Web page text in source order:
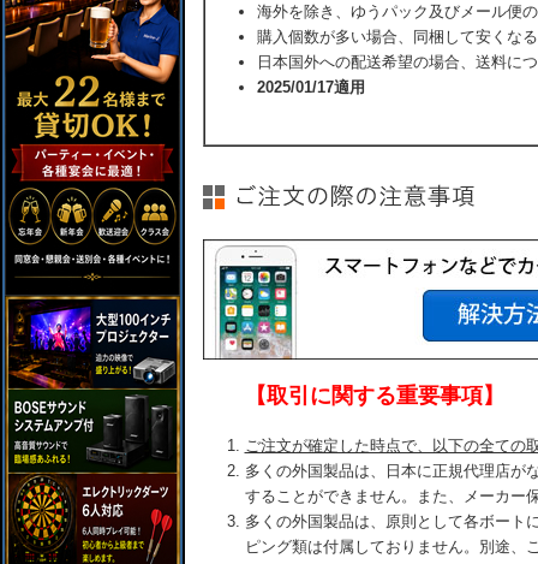
海外を除き、ゆうパック及びメール便
購入個数が多い場合、同梱して安くな
日本国外への配送希望の場合、送料に
2025/01/17適用
【取引に関する重要事項】
ご注文が確定した時点で、以下の全ての
多くの外国製品は、日本に正規代理店が
することができません。また、メーカー
多くの外国製品は、原則として各ボート
ピング類は付属しておりません。別途、